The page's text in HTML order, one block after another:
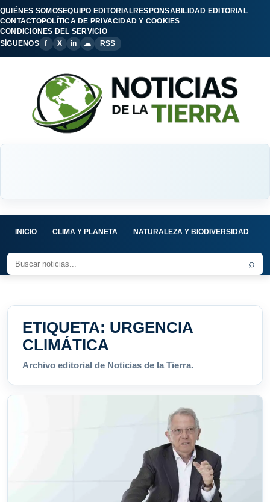
QUIÉNES SOMOSEQUIPO EDITORIALRESPONSABILIDAD EDITORIAL
CONTACTOPOLÍTICA DE PRIVACIDAD Y COOKIES
CONDICIONES DEL SERVICIO
SÍGUENOS
f X in ☁ RSS
INICIO CLIMA Y PLANETA NATURALEZA Y BIODIVERSIDAD
⌕
ETIQUETA: URGENCIA
CLIMÁTICA
Archivo editorial de Noticias de la Tierra.